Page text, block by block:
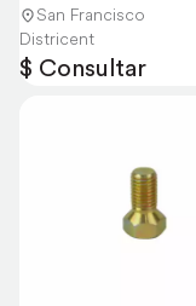
San Francisco
Districent
$ Consultar